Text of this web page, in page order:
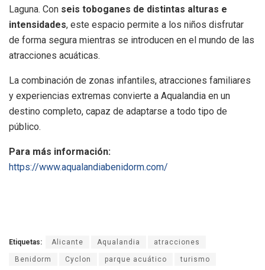
Laguna. Con seis toboganes de distintas alturas e
intensidades, este espacio permite a los niños disfrutar
de forma segura mientras se introducen en el mundo de las
atracciones acuáticas.
La combinación de zonas infantiles, atracciones familiares
y experiencias extremas convierte a Aqualandia en un
destino completo, capaz de adaptarse a todo tipo de
público.
Para más información:
https://www.aqualandiabenidorm.com/
Etiquetas: Alicante Aqualandia atracciones
Benidorm Cyclon parque acuático turismo